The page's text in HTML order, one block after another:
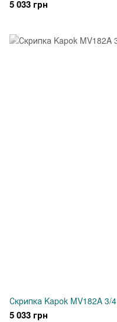
5 033 грн
Скрипка Kapok MV182A 3/4
5 033 грн